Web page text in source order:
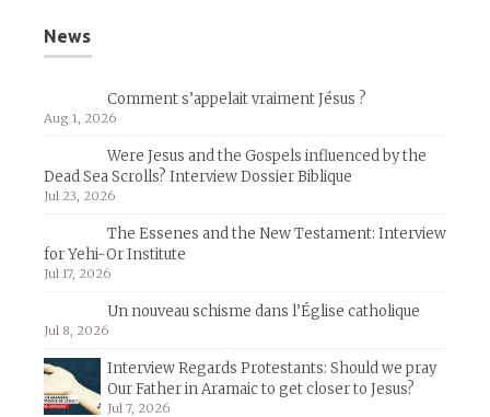
News
Comment s’appelait vraiment Jésus ?
Aug 1, 2026
Were Jesus and the Gospels influenced by the
Dead Sea Scrolls? Interview Dossier Biblique
Jul 23, 2026
The Essenes and the New Testament: Interview
for Yehi-Or Institute
Jul 17, 2026
Un nouveau schisme dans l’Église catholique
Jul 8, 2026
Interview Regards Protestants: Should we pray
Our Father in Aramaic to get closer to Jesus?
Jul 7, 2026